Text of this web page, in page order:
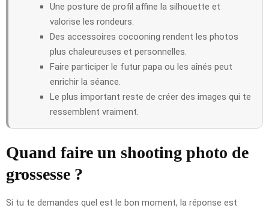
Une posture de profil affine la silhouette et
valorise les rondeurs.
Des accessoires cocooning rendent les photos
plus chaleureuses et personnelles.
Faire participer le futur papa ou les aînés peut
enrichir la séance.
Le plus important reste de créer des images qui te
ressemblent vraiment.
Quand faire un shooting photo de
grossesse ?
Si tu te demandes quel est le bon moment, la réponse est